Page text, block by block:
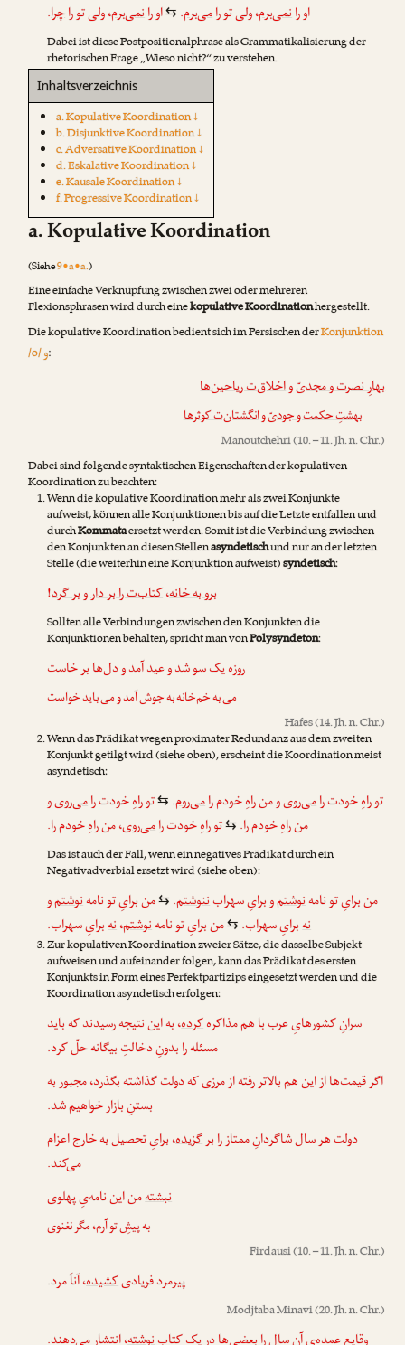
او رانمی‌برم، ولی تو رامی‌برم.
⇆ او رانمی‌برم، ولی تو راچرا.
Dabei ist diese Postpositionalphrase als Grammatikalisierung der
rhetorischen Frage „Wieso nicht?“ zu verstehen.
Inhaltsverzeichnis
a. Kopulative Koordination ↓
b. Disjunktive Koordination ↓
c. Adversative Koordination ↓
d. Eskalative Koordination ↓
e. Kausale Koordination ↓
f. Progressive Koordination ↓
a. Kopulative Koordination
(Siehe9•a•a.)
Eine einfache Verknüpfung zwischen zwei oder mehreren
Flexionsphrasen wird durch einekopulative Koordinationhergestellt.
Die kopulative Koordination bedient sich im Persischen derKonjunktion
/o/و:
بهارِ نصرت و مجدیّواخلاق‌ت ریاحین‌ها
بهشتِ حکمت و جودیّوانگشتان‌ت کوثرها
Manoutchehri(10. – 11. Jh. n. Chr.)
Dabei sind folgende syntaktischen Eigenschaften der kopulativen
Koordination zu beachten:
Wenn die kopulative Koordination mehr als zwei Konjunkte
aufweist, können alle Konjunktionen bis auf die Letzte entfallen und
durchKommataersetzt werden. Somit ist die Verbindung zwischen
den Konjunkten an diesen Stellenasyndetischund nur an der letzten
Stelle (die weiterhin eine Konjunktion aufweist)syndetisch:
برو به خانه،کتاب‌ت را بر داروبر گرد!
Sollten alle Verbindungen zwischen den Konjunkten die
Konjunktionen behalten, spricht man vonPolysyndeton:
روزه یک سو شدوعید آمدودل‌ها بر خاست
می به خم‌خانه به جوش آمد و می باید خواست
Hafes(14. Jh. n. Chr.)
Wenn das Prädikat wegen proximater Redundanz aus dem zweiten
Konjunkt getilgt wird (siehe oben), erscheint die Koordination meist
asyndetisch:
تو راهِ خودت رامی‌رویومن راهِ خودم رامی‌روم.
⇆ تو راهِ خودت رامی‌رویو
من راهِ خودم را. ⇆ تو راهِ خودت رامی‌روی، من راهِ خودم را.
Das ist auch der Fall, wenn ein negatives Prädikat durch ein
Negativadverbial ersetzt wird (siehe oben):
من برایِ تو نامهنوشتموبرایِ سهرابننوشتم.
⇆ من برایِ تو نامهنوشتمو
نهبرایِ سهراب. ⇆ من برایِ تو نامهنوشتم،نهبرایِ سهراب.
Zur kopulativen Koordination zweier Sätze, die dasselbe Subjekt
aufweisen und aufeinander folgen, kann das Prädikat des ersten
Konjunkts in Form eines Perfektpartizips eingesetzt werden und die
Koordination asyndetisch erfolgen:
سرانِ کشورهایِ عرب با هم مذاکرهکرده، به این نتیجه رسیدند که باید
مسئله را بدونِ دخالتِ بیگانه حلّ کرد.
اگر قیمت‌ها از این هم بالاتررفتهاز مرزی که دولت گذاشته بگذرد، مجبور به
بستنِ بازار خواهیم شد.
دولت هر سال شاگردانِ ممتاز را برگزیده، برایِ تحصیل به خارج اعزام
می‌کند.
نبشتهمن این نامه‌یِ پهلوی
به پیشِ تو آرم، مگر نغنوی
Firdausi(10. – 11. Jh. n. Chr.)
پیرمرد فریادیکشیده، آناً مرد.
Modjtaba Minavi(20. Jh. n. Chr.)